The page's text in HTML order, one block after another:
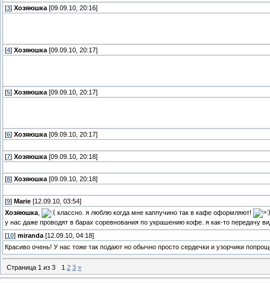
[3] Хозяюшка [09.09.10, 20:16]
[4] Хозяюшка [09.09.10, 20:17]
[5] Хозяюшка [09.09.10, 20:17]
[6] Хозяюшка [09.09.10, 20:17]
[7] Хозяюшка [09.09.10, 20:18]
[8] Хозяюшка [09.09.10, 20:18]
[9] Marie [12.09.10, 03:54]
Хозяюшка
классно. я люблю когда мне каппучино так в кафе оформляют!
у нас даже проводят в барах соревнования по украшению кофе. я как-то передачу
[10] miranda [12.09.10, 04:18]
Красиво очень! У нас тоже так подают но обычно просто сердечки и узорчики
Страница 1 из 3 1 2 3 »